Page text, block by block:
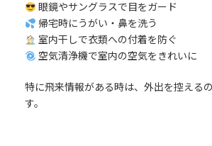
眼鏡やサングラスで目をガード
帰宅時にうがい・鼻を洗う
室内干しで衣類への付着を防ぐ
空気清浄機で室内の空気をきれいに
特に飛来情報がある時は、外出を控える
す。